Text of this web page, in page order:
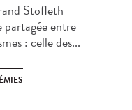
Stofleth
partagée entre
: celle des...